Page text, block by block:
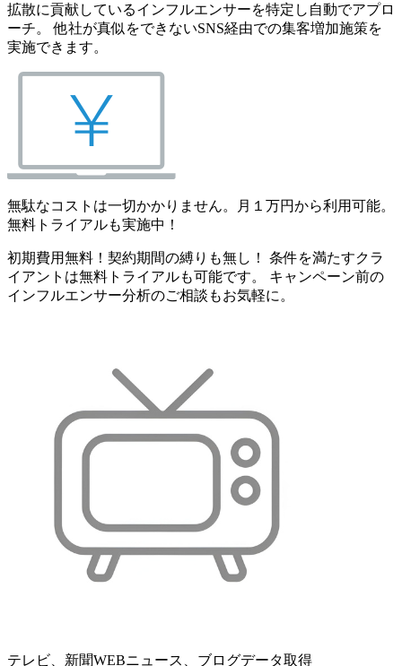
拡散に貢献しているインフルエンサーを特定し自動でアプロ
ーチ。 他社が真似をできないSNS経由での集客増加施策を
実施できます。
無駄なコストは一切かかりません。月１万円から利用可能。
無料トライアルも実施中！
初期費用無料！契約期間の縛りも無し！ 条件を満たすクラ
イアントは無料トライアルも可能です。 キャンペーン前の
インフルエンサー分析のご相談もお気軽に。
テレビ、新聞WEBニュース、ブログデータ取得